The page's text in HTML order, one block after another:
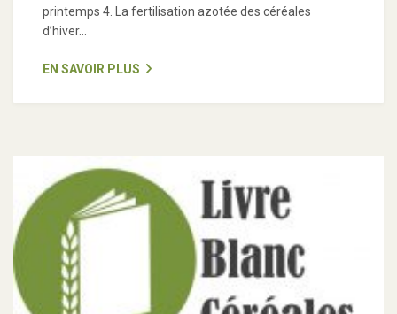
printemps 4. La fertilisation azotée des céréales
d’hiver...
EN SAVOIR PLUS